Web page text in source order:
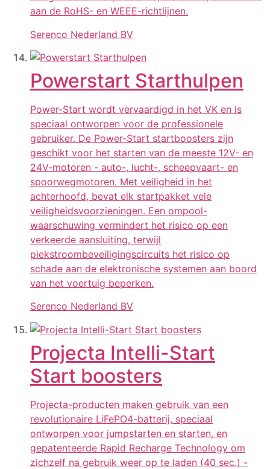
aan de RoHS- en WEEE-richtlijnen.
Serenco Nederland BV
Powerstart Starthulpen
Power-Start wordt vervaardigd in het VK en is
speciaal ontworpen voor de professionele
gebruiker. De Power-Start startboosters zijn
geschikt voor het starten van de meeste 12V- en
24V-motoren - auto-, lucht-, scheepvaart- en
spoorwegmotoren. Met veiligheid in het
achterhoofd, bevat elk startpakket vele
veiligheidsvoorzieningen. Een ompool-
waarschuwing vermindert het risico op een
verkeerde aansluiting, terwijl
piekstroombeveiligingscircuits het risico op
schade aan de elektronische systemen aan boord
van het voertuig beperken.
Serenco Nederland BV
Projecta Intelli-Start
Start boosters
Projecta-producten maken gebruik van een
revolutionaire LiFePO4-batterij, speciaal
ontworpen voor jumpstarten en starten, en
gepatenteerde Rapid Recharge Technology om
zichzelf na gebruik weer op te laden (40 sec.) -